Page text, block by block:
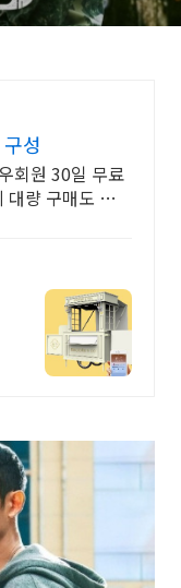
성
회원 30일 무료
량 구매도 쿠팡